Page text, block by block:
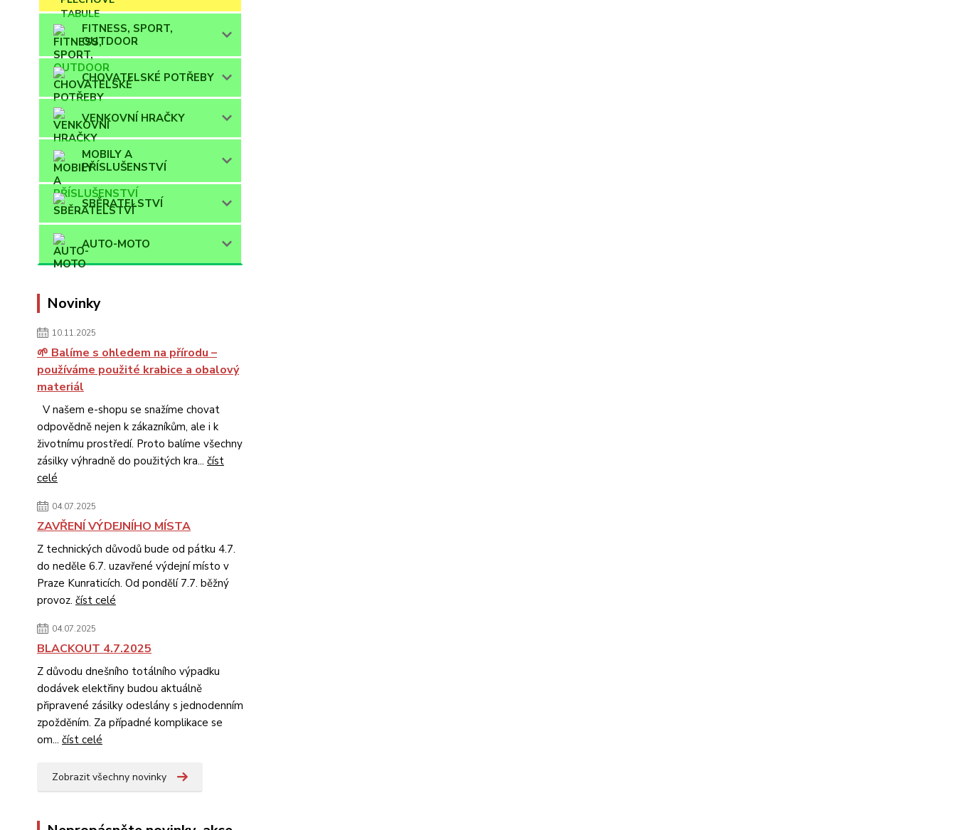
FITNESS, SPORT,
OUTDOOR
CHOVATELSKÉ POTŘEBY
VENKOVNÍ HRAČKY
MOBILY A
PŘÍSLUŠENSTVÍ
SBĚRATELSTVÍ
AUTO-MOTO
Novinky
10.11.2025
🌱 Balíme s ohledem na přírodu –
používáme použité krabice a obalový
materiál
V našem e-shopu se snažíme chovat
odpovědně nejen k zákazníkům, ale i k
životnímu prostředí. Proto balíme všechny
zásilky výhradně do použitých kra... číst
celé
04.07.2025
ZAVŘENÍ VÝDEJNÍHO MÍSTA
Z technických důvodů bude od pátku 4.7.
do neděle 6.7. uzavřené výdejní místo v
Praze Kunraticích. Od pondělí 7.7. běžný
provoz. číst celé
04.07.2025
BLACKOUT 4.7.2025
Z důvodu dnešního totálního výpadku
dodávek elektřiny budou aktuálně
připravené zásilky odeslány s jednodenním
zpožděním. Za případné komplikace se
om... číst celé
Zobrazit všechny novinky